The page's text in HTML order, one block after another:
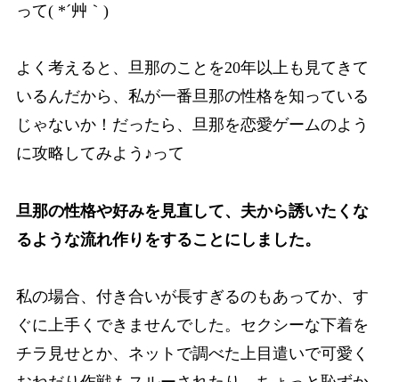
って( *´艸｀)
よく考えると、旦那のことを20年以上も見てきて
いるんだから、私が一番旦那の性格を知っている
じゃないか！だったら、旦那を恋愛ゲームのよう
に攻略してみよう♪って
旦那の性格や好みを見直して、夫から誘いたくな
るような流れ作りをすることにしました。
私の場合、付き合いが長すぎるのもあってか、す
ぐに上手くできませんでした。セクシーな下着を
チラ見せとか、ネットで調べた上目遣いで可愛く